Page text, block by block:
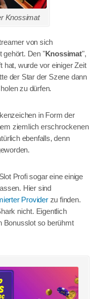
Knossimat
von sich
gehört. Den "Knossimat",
hat, wurde vor einiger Zeit
der Star der Szene dann
zu dürfen.
in Form der
ziemlich erschrockenen
ebenfalls, denn
Profi sogar eine einige
Hier sind
Providerzu finden.
nicht. Eigentlich
Bonusslot so berühmt